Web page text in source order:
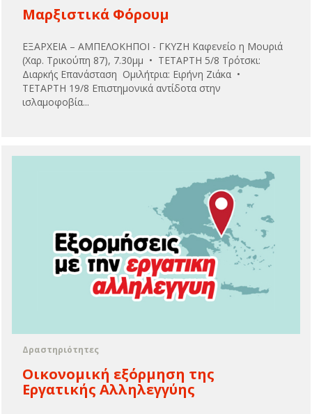
Μαρξιστικά Φόρουμ
ΕΞΑΡΧΕΙΑ – ΑΜΠΕΛΟΚΗΠΟΙ - ΓΚΥΖΗ Καφενείο η Μουριά
(Χαρ. Τρικούπη 87), 7.30μμ • ΤΕΤΑΡΤΗ 5/8 Τρότσκι:
Διαρκής Επανάσταση Ομιλήτρια: Ειρήνη Ζιάκα •
ΤΕΤΑΡΤΗ 19/8 Επιστημονικά αντίδοτα στην
ισλαμοφοβία...
Δραστηριότητες
Οικονομική εξόρμηση της
Εργατικής Αλληλεγγύης